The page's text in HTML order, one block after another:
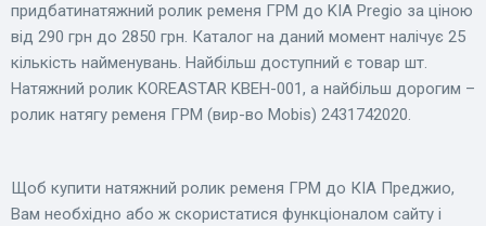
придбатинатяжний ролик ременя ГРМ до KIA Pregio за ціною
від 290 грн до 2850 грн. Каталог на даний момент налічує 25
кількість найменувань. Найбільш доступний є товар шт.
Натяжний ролик KOREASTAR KBEH-001, а найбільш дорогим –
ролик натягу ременя ГРМ (вир-во Mobis) 2431742020.
Щоб купити натяжний ролик ременя ГРМ до КІА Преджио,
Вам необхідно або ж скористатися функціоналом сайту і